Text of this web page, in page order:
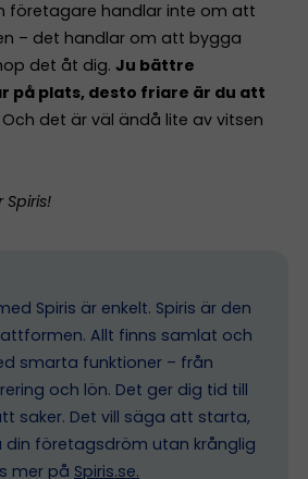
företagare handlar inte om att
– det handlar om att bygga
det åt dig. Ju bättre
på plats, desto friare är du att
Och det är väl ändå lite av vitsen
Spiris är enkelt. Spiris är den
Allt finns samlat och
smarta funktioner – från
och lön. Det ger dig tid till
saker. Det vill säga att starta,
din företagsdröm utan krånglig
mer på Spiris.se.